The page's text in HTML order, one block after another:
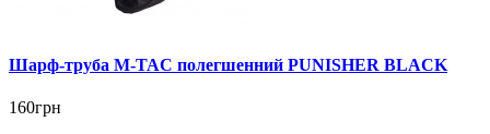
Шарф-труба M-TAC полегшенний PUNISHER BLACK
160грн